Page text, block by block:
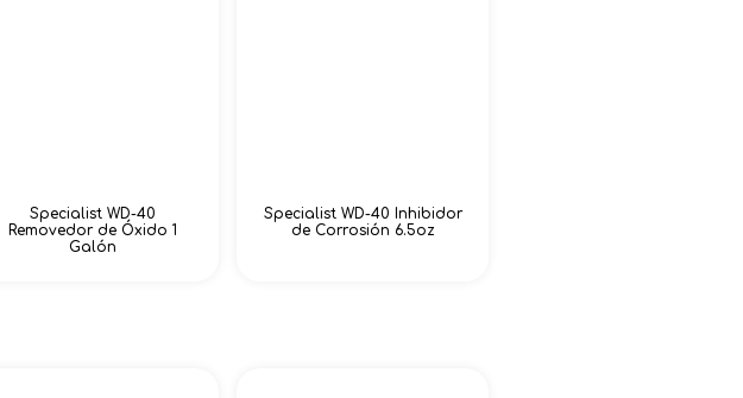
Specialist WD-40
Removedor de Óxido 1
Galón
Specialist WD-40 Inhibidor
de Corrosión 6.5oz